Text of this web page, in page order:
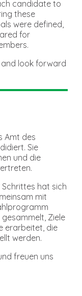
candidate to
these
were defined,
for
look forward
Amt des
Sie
und die
hat sich
mit
Ziele
erarbeitet, die
werden.
freuen uns